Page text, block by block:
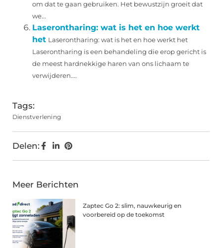
om dat te gaan gebruiken. Het bewustzijn groeit dat
we...
Laserontharing: wat is het en hoe werkt
het Laserontharing: wat is het en hoe werkt het
Laserontharing is een behandeling die erop gericht is
de meest hardnekkige haren van ons lichaam te
verwijderen....
Tags:
Dienstverlening
Delen:
Meer Berichten
Zaptec Go 2: slim, nauwkeurig en
voorbereid op de toekomst